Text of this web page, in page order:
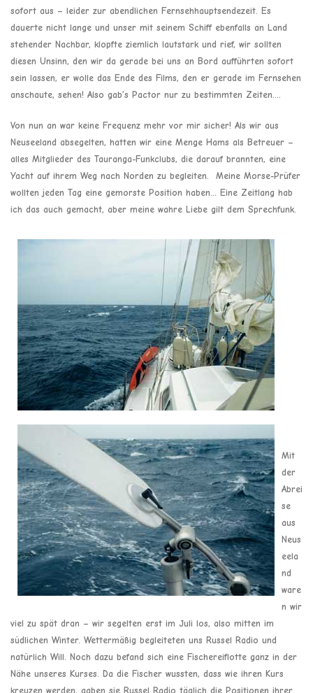
sofort aus – leider zur abendlichen Fernsehhauptsendezeit. Es
dauerte nicht lange und unser mit seinem Schiff ebenfalls an Land
stehender Nachbar, klopfte ziemlich lautstark und rief, wir sollten
diesen Unsinn, den wir da gerade bei uns an Bord aufführten sofort
sein lassen, er wolle das Ende des Films, den er gerade im Fernsehen
anschaute, sehen! Also gab’s Pactor nur zu bestimmten Zeiten….
Von nun an war keine Frequenz mehr vor mir sicher! Als wir aus
Neuseeland absegelten, hatten wir eine Menge Hams als Betreuer –
alles Mitglieder des Tauranga-Funkclubs, die darauf brannten, eine
Yacht auf ihrem Weg nach Norden zu begleiten. Meine Morse-Prüfer
wollten jeden Tag eine gemorste Position haben… Eine Zeitlang hab
ich das auch gemacht, aber meine wahre Liebe gilt dem Sprechfunk.
Mit
der
Abrei
se
aus
Neus
eela
nd
ware
n wir
viel zu spät dran – wir segelten erst im Juli los, also mitten im
südlichen Winter. Wettermäßig begleiteten uns Russel Radio und
natürlich Will. Noch dazu befand sich eine Fischereiflotte ganz in der
Nähe unseres Kurses. Da die Fischer wussten, dass wie ihren Kurs
kreuzen werden, gaben sie Russel Radio täglich die Positionen ihrer